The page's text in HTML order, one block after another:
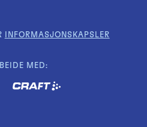
INFORMASJONSKAPSLER
MED: